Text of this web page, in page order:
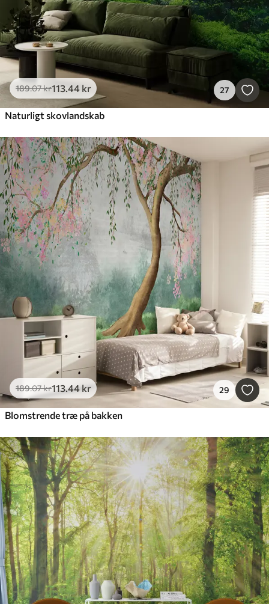
189.07kr113.44 kr 27
Naturligt skovlandskab
189.07kr113.44 kr 29
Blomstrende træ på bakken